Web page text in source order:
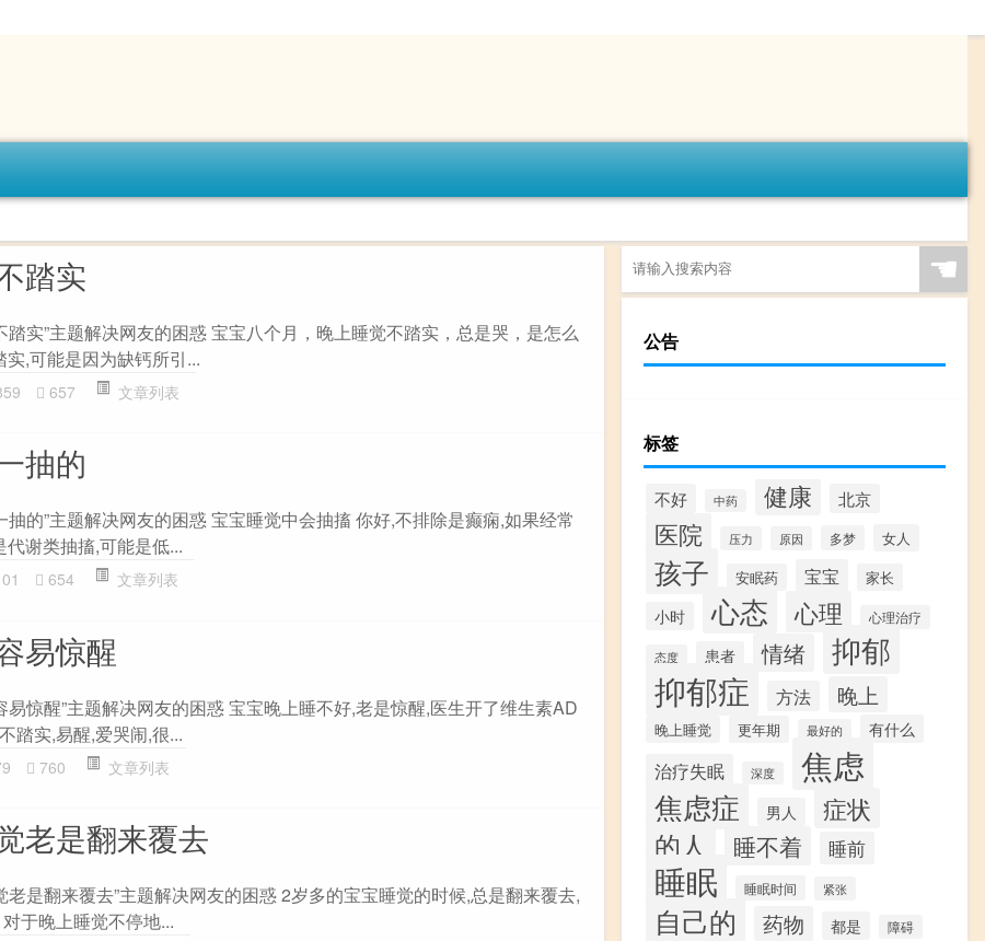
踏实
踏实”主题解决网友的困惑 宝宝八个月，晚上睡觉不踏实，总是哭，是怎么
,可能是因为缺钙所引...
657 文章列表
抽的
抽的”主题解决网友的困惑 宝宝睡觉中会抽搐 你好,不排除是癫痫,如果经常
谢类抽搐,可能是低...
654 文章列表
易惊醒
易惊醒”主题解决网友的困惑 宝宝晚上睡不好,老是惊醒,医生开了维生素AD
踏实,易醒,爱哭闹,很...
760 文章列表
老是翻来覆去
老是翻来覆去”主题解决网友的困惑 2岁多的宝宝睡觉的时候,总是翻来覆去,
于晚上睡觉不停地...
☚
公告
标签
不好 中药 健康 北京
医院 压力 原因 多梦 女人
孩子 安眠药 宝宝 家长
小时 心态 心理 心理治疗
态度 患者 情绪 抑郁
抑郁症 方法 晚上
晚上睡觉 更年期 最好的 有什么
治疗失眠 深度 焦虑
焦虑症 男人 症状
的人 睡不着 睡前
睡眠 睡眠时间 紧张
自己的 药物 都是
障碍